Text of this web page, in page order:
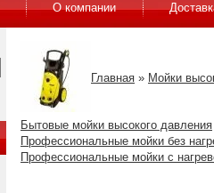
О компании
Главная » Мойки
Бытовые мойки высокого давления
Профессиональные мойки без
Профессиональные мойки с